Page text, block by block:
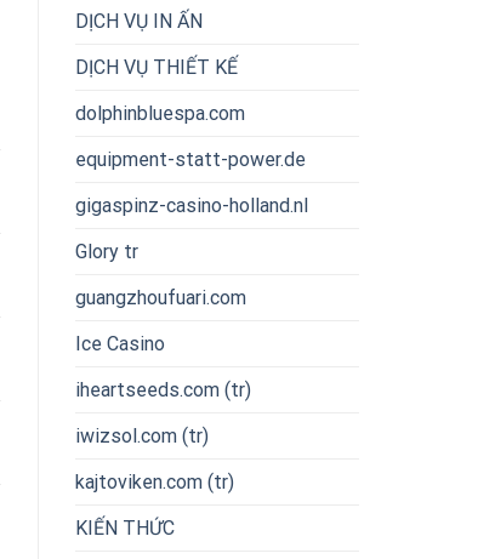
DỊCH VỤ IN ẤN
DỊCH VỤ THIẾT KẾ
dolphinbluespa.com
equipment-statt-power.de
gigaspinz-casino-holland.nl
Glory tr
guangzhoufuari.com
Ice Casino
iheartseeds.com (tr)
iwizsol.com (tr)
kajtoviken.com (tr)
KIẾN THỨC